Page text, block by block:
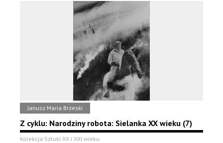
Janusz Maria Brzeski
Z cyklu: Narodziny robota: Sielanka XX wieku (7)
Kolekcja Sztuki XX i XXI wieku